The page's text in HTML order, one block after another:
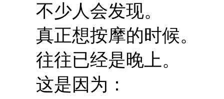
不少人会发现。
真正想按摩的时候。
往往已经是晚上。
这是因为：